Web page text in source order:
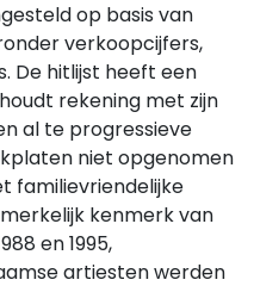
op basis van
verkoopcijfers,
De hitlijst heeft een
rekening met zijn
al te progressieve
niet opgenomen
familievriendelijke
kenmerk van
en 1995,
artiesten werden